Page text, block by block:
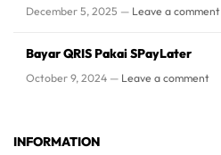
December 5, 2025 — Leave a comment
Bayar QRIS Pakai SPayLater
October 9, 2024 — Leave a comment
INFORMATION